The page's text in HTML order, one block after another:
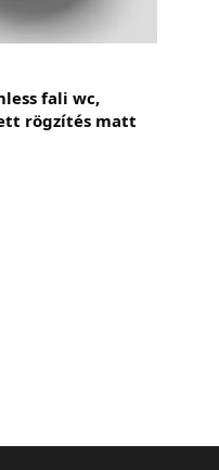
fali wc,
rögzítés matt